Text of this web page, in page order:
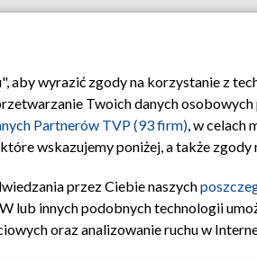
Regulamin TVP Polityka prywatności
aby wyrazić zgody na korzystanie z
Twoich danych
Partnerów TVP (93 firm), w celach
wskazujemy poniżej, a także
przez Ciebie naszych
innych podobnych technologii
oraz analizowanie ruchu w